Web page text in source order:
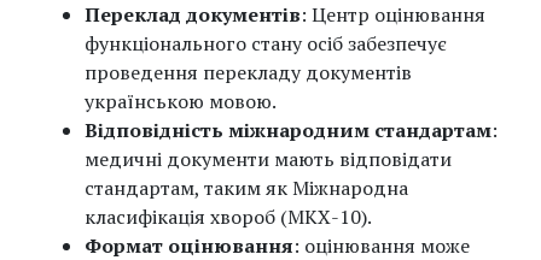
Переклад документів: Центр оцінювання
функціонального стану осіб забезпечує
проведення перекладу документів
українською мовою.
Відповідність міжнародним стандартам:
медичні документи мають відповідати
стандартам, таким як Міжнародна
класифікація хвороб (МКХ-10).
Формат оцінювання: оцінювання може